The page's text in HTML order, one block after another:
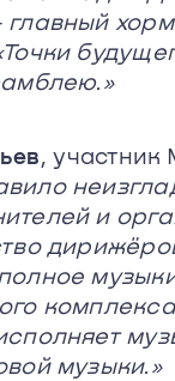
, участник
и
музыки.»